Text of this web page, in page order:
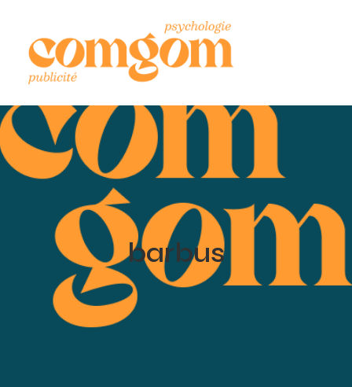
barbus